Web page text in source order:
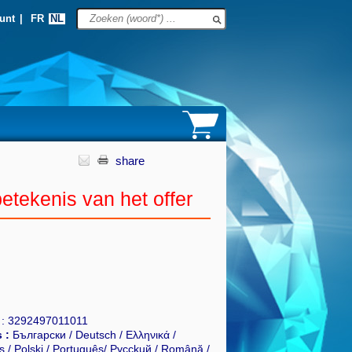
FR NL
share
van het offer
3292497011011
: Български / Deutsch / Ελληνικά /
/ Polski / Português/ Pycckuй / Română /